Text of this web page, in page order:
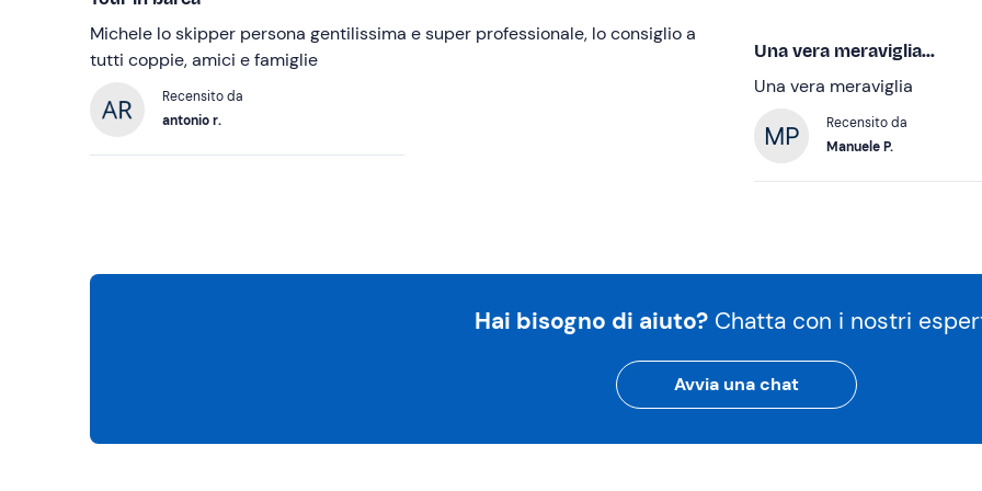
Michele lo skipper persona gentilissima e super professionale, lo consiglio a
tutti coppie, amici e famiglie
Recensito da
antonio r.
Una vera meraviglia...
Una vera meraviglia
Recensito da
Manuele P.
Hai bisogno di aiuto? Chatta con i nostri
Avvia una chat